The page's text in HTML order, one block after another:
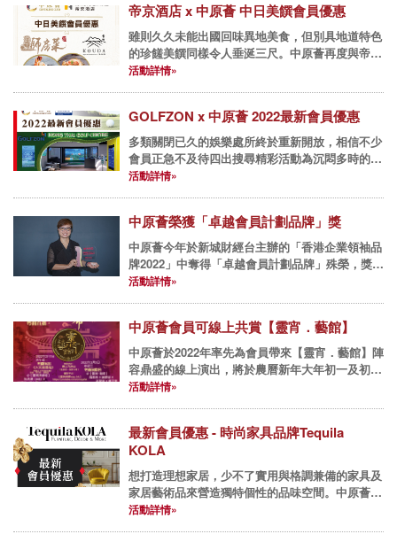
帝京酒店 x 中原薈 中日美饌會員優惠
雖則久久未能出國回味異地美食，但別具地道特色
的珍饈美饌同樣令人垂涎三尺。中原薈再度與帝京
酒店食府推出會員限定優惠，帶會員來一場舌尖上
活動詳情»
GOLFZON x 中原薈 2022最新會員優惠
多類關閉已久的娛樂處所終於重新開放，相信不少
會員正急不及待四出搜尋精彩活動為沉悶多時的生
活增添色彩！中原薈及時推出最新優惠，再度與大
活動詳情»
中原薈榮獲「卓越會員計劃品牌」獎
中原薈今年於新城財經台主辦的「香港企業領袖品
牌2022」中奪得「卓越會員計劃品牌」殊榮，獎項
由新城財經台聯合各界企業CEO及管理層參與投票
活動詳情»
中原薈會員可線上共賞【靈宵．藝館】
中原薈於2022年率先為會員帶來【靈宵．藝館】陣
容鼎盛的線上演出，將於農曆新年大年初一及初三
舉行全港首個跨媒體合作的5G粵劇、粵曲直播。
活動詳情»
最新會員優惠 - 時尚家具品牌Tequila
KOLA
想打造理想家居，少不了實用與格調兼備的家具及
家居藝術品來營造獨特個性的品味空間。中原薈了
解會員對完美居所的追求，誠意為會員帶來時尚家
活動詳情»